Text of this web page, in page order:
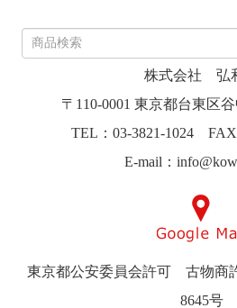
株式会社 弘
〒110-0001 東京都台東区
TEL：03-3821-1024 FAX
E-mail：
東京都公安委員会許可 古物商
8645号